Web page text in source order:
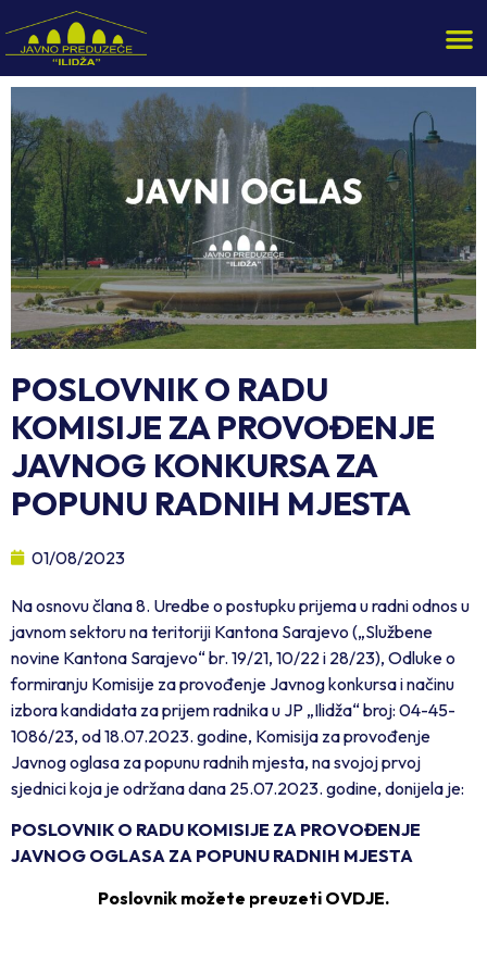
POSLOVNIK O RADU
KOMISIJE ZA PROVOĐENJE
JAVNOG KONKURSA ZA
POPUNU RADNIH MJESTA
01/08/2023
Na osnovu člana 8. Uredbe o postupku prijema u radni odnos u
javnom sektoru na teritoriji Kantona Sarajevo („Službene
novine Kantona Sarajevo“ br. 19/21, 10/22 i 28/23), Odluke o
formiranju Komisije za provođenje Javnog konkursa i načinu
izbora kandidata za prijem radnika u JP „Ilidža“ broj: 04-45-
1086/23, od 18.07.2023. godine, Komisija za provođenje
Javnog oglasa za popunu radnih mjesta, na svojoj prvoj
sjednici koja je održana dana 25.07.2023. godine, donijela je:
POSLOVNIK O RADU KOMISIJE ZA PROVOĐENJE
JAVNOG OGLASA ZA POPUNU RADNIH MJESTA
Poslovnik možete preuzeti OVDJE.